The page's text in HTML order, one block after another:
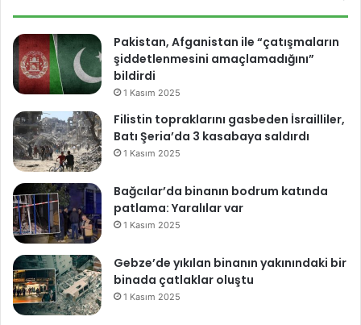
Pakistan, Afganistan ile “çatışmaların
şiddetlenmesini amaçlamadığını”
bildirdi
1 Kasım 2025
Filistin topraklarını gasbeden İsrailliler,
Batı Şeria’da 3 kasabaya saldırdı
1 Kasım 2025
Bağcılar’da binanın bodrum katında
patlama: Yaralılar var
1 Kasım 2025
Gebze’de yıkılan binanın yakınındaki bir
binada çatlaklar oluştu
1 Kasım 2025